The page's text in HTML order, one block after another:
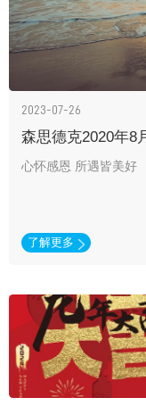
2023-07-26
森思德克2020年
心怀感恩 所遇皆美好
了解更多